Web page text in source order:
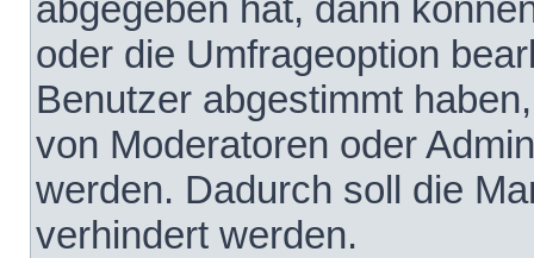
abgegeben hat, dann
oder die Umfrageoption
Benutzer abgestimmt
von Moderatoren oder
werden. Dadurch soll die
verhindert werden.